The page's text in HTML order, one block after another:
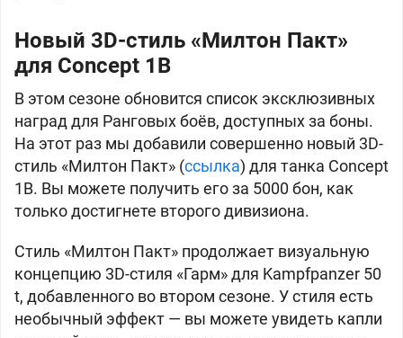
Новый 3D-стиль «Милтон Пакт»
для Concept 1B
В этом сезоне обновится список эксклюзивных
наград для Ранговых боёв, доступных за боны.
На этот раз мы добавили совершенно новый 3D-
стиль «Милтон Пакт» (ссылка) для танка Concept
1B. Вы можете получить его за 5000 бон, как
только достигнете второго дивизиона.
Стиль «Милтон Пакт» продолжает визуальную
концепцию 3D-стиля «Гарм» для Kampfpanzer 50
t, добавленного во втором сезоне. У стиля есть
необычный эффект — вы можете увидеть капли